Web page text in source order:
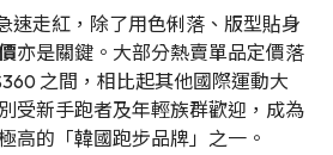
速走紅，除了用色俐落、版型貼身
亦是關鍵。大部分熱賣單品定價落
之間，相比起其他國際運動大
受新手跑者及年輕族群歡迎，成為
高的「韓國跑步品牌」之一。